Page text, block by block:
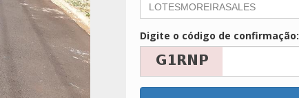
Digite o código de confirmação: